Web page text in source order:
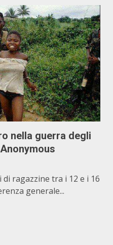
nella guerra degli
ragazzine tra i 12 e i 16
generale...